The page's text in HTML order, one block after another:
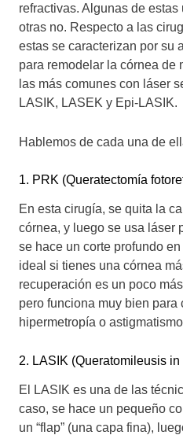
refractivas. Algunas de
otras no. Respecto a las
estas se caracterizan por su
para remodelar la córnea de
las más comunes con láser
LASIK, LASEK y Epi-LASIK.
Hablemos de cada una de
1. PRK (Queratectomía
En esta cirugía, se quita la
córnea, y luego se usa láser
se hace un corte profundo
ideal si tienes una córnea
recuperación es un poco
pero funciona muy bien para
hipermetropía o
2. LASIK (Queratomileusis
El LASIK es una de las
caso, se hace un pequeño
un “flap” (una capa fina),